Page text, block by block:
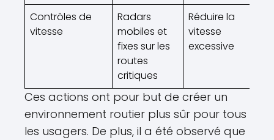
Contrôles de
vitesse
Radars
mobiles et
fixes sur les
routes
critiques
Réduire la
vitesse
excessive
Ces actions ont pour but de créer un
environnement routier plus sûr pour tous
les usagers. De plus, il a été observé que